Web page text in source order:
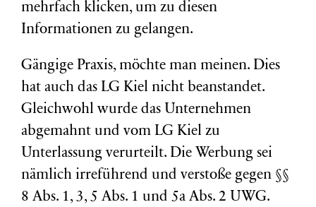
mehrfach klicken, um zu diesen
Informationen zu gelangen.
Gängige Praxis, möchte man meinen. Dies
hat auch das LG Kiel nicht beanstandet.
Gleichwohl wurde das Unternehmen
abgemahnt und vom LG Kiel zu
Unterlassung verurteilt. Die Werbung sei
nämlich irreführend und verstoße gegen §§
8 Abs. 1, 3, 5 Abs. 1 und 5a Abs. 2 UWG.